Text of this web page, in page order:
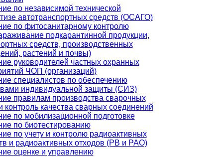
по независимой технической
автотранспортных средств (ОСАГО)
по фитосанитарному контролю
подкарантинной продукции,
средств, производственных
растений и почвы)
руководителей частных охранных
ЧОП (организаций)
специалистов по обеспечению
индивидуальной защиты (СИЗ)
правилам производства сварочных
контроль качества сварных соединений
по мобилизационной подготовке
по биотестированию
по учету и контролю радиоактивных
и радиоактивных отходов (РВ и РАО)
оценке и управлению